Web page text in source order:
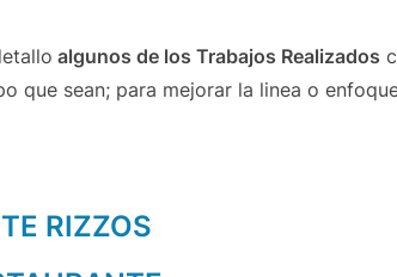
algunos de los Trabajos Realizados
que sean; para mejorar la linea o
RIZZOS